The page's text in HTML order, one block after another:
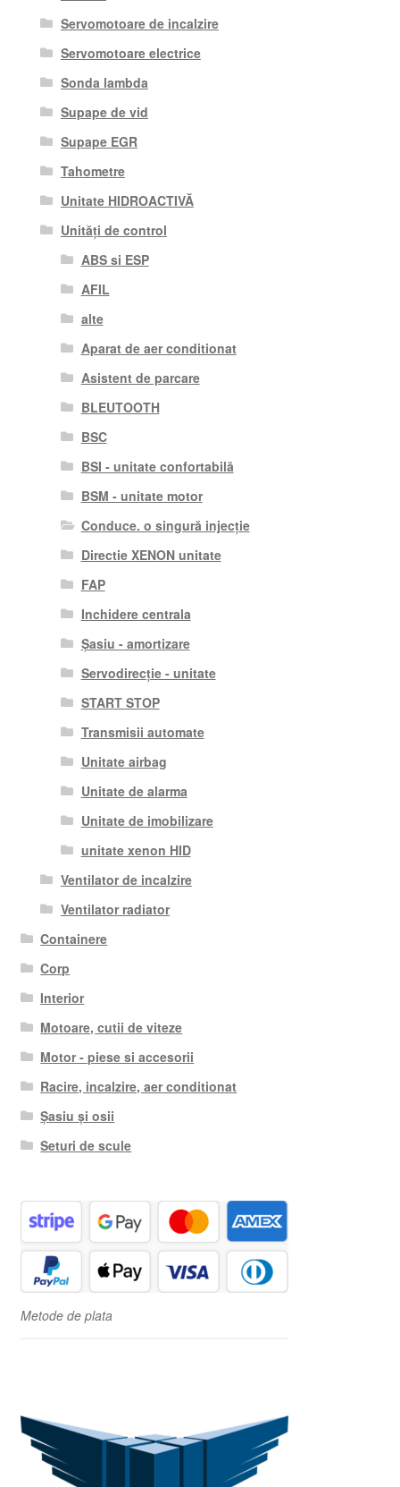
Servomotoare de incalzire
Servomotoare electrice
Sonda lambda
Supape de vid
Supape EGR
Tahometre
Unitate HIDROACTIVĂ
Unități de control
ABS si ESP
AFIL
alte
Aparat de aer conditionat
Asistent de parcare
BLEUTOOTH
BSC
BSI - unitate confortabilă
BSM - unitate motor
Conduce. o singură injecție
Directie XENON unitate
FAP
Inchidere centrala
Șasiu - amortizare
Servodirecție - unitate
START STOP
Transmisii automate
Unitate airbag
Unitate de alarma
Unitate de imobilizare
unitate xenon HID
Ventilator de incalzire
Ventilator radiator
Containere
Corp
Interior
Motoare, cutii de viteze
Motor - piese si accesorii
Racire, incalzire, aer conditionat
Șasiu și osii
Seturi de scule
Metode de plata